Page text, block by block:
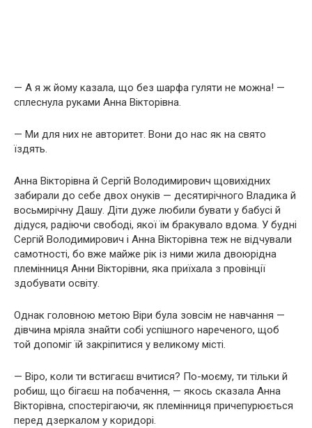
— А я ж йому казала, що без шарфа гуляти не можна! —
сплеснула руками Анна Вікторівна.
— Ми для них не авторитет. Вони до нас як на свято
їздять.
Анна Вікторівна й Сергій Володимирович щовихідних
забирали до себе двох онуків — десятирічного Владика й
восьмирічну Дашу. Діти дуже любили бувати у бабусі й
дідуся, радіючи свободі, якої їм бракувало вдома. У будні
Сергій Володимирович і Анна Вікторівна теж не відчували
самотності, бо вже майже рік із ними жила двоюрідна
племінниця Анни Вікторівни, яка приїхала з провінції
здобувати освіту.
Однак головною метою Віри була зовсім не навчання —
дівчина мріяла знайти собі успішного нареченого, щоб
той допоміг їй закріпитися у великому місті.
— Віро, коли ти встигаєш вчитися? По-моєму, ти тільки й
робиш, що бігаєш на побачення, — якось сказала Анна
Вікторівна, спостерігаючи, як племінниця причепурюється
перед дзеркалом у коридорі.